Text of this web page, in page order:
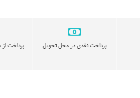
پرداخت نقدی در محل تحویل پرداخت از